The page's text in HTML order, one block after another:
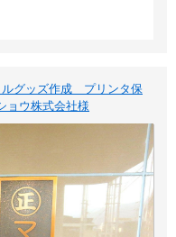
ルグッズ作成 プリンタ保
ョウ株式会社様